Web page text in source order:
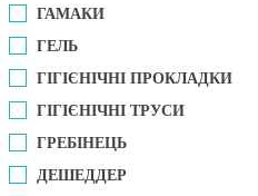
ГАМАКИ
ГЕЛЬ
ГІГІЄНІЧНІ ПРОКЛАДКИ
ГІГІЄНІЧНІ ТРУСИ
ГРЕБІНЕЦЬ
ДЕШЕДДЕР